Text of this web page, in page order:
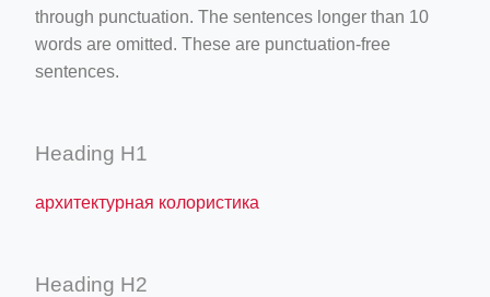
through punctuation. The sentences longer than 10
words are omitted. These are punctuation-free
sentences.
Heading H1
архитектурная колористика
Heading H2